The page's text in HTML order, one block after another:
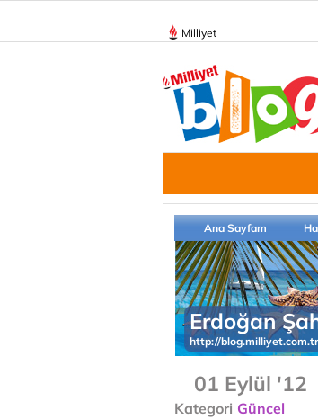
Milliyet
Ana Sayfam
Erdoğan
http://
01 Eylül '12
Kategori Güncel